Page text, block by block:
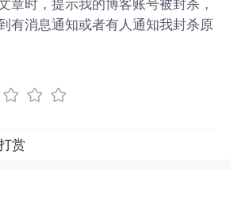
章时，提示我的博客账号被封杀，
有消息通知或者有人通知我封杀原
赏